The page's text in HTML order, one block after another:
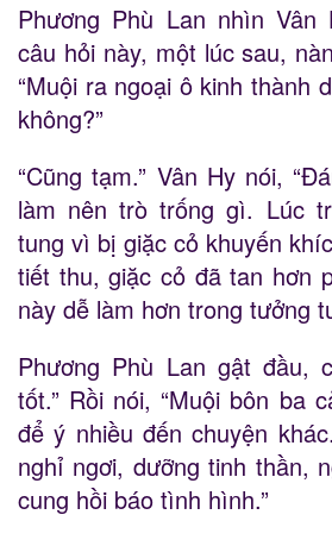
Phương Phù Lan nhìn Vân
câu hỏi này, một lúc sau,
“Muội ra ngoại ô kinh thành
không?”
“Cũng tạm.” Vân Hy nói,
làm nên trò trống gì. Lúc
tung vì bị giặc cỏ khuyến
tiết thu, giặc cỏ đã tan hơn
này dễ làm hơn trong tưởng
Phương Phù Lan gật đầu,
tốt.” Rồi nói, “Muội bôn ba
để ý nhiều đến chuyện
nghỉ ngơi, dưỡng tinh thần,
cung hồi báo tình hình.”